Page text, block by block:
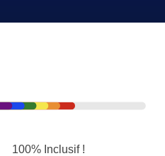
100% Inclusif !